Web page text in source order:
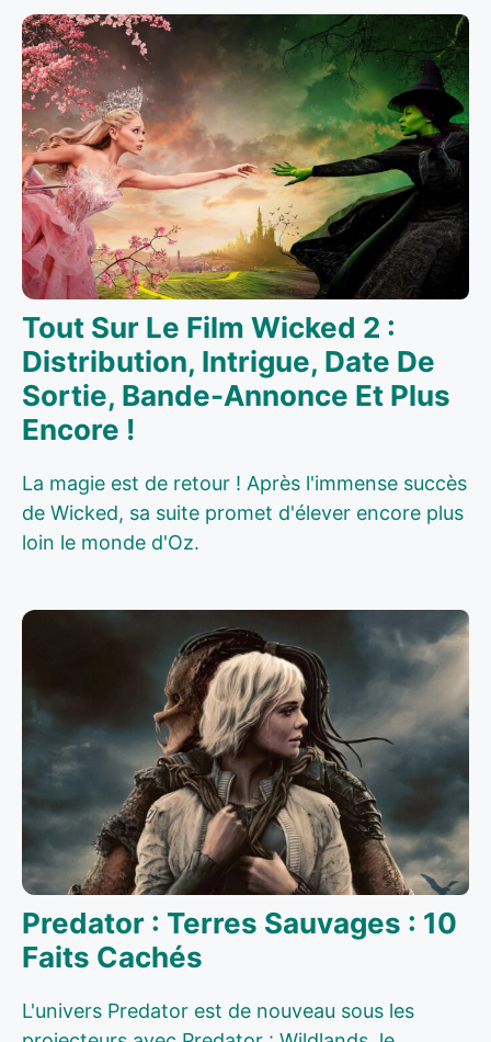
Tout Sur Le Film Wicked 2 :
Distribution, Intrigue, Date De
Sortie, Bande-Annonce Et Plus
Encore !
La magie est de retour ! Après l'immense succès
de Wicked, sa suite promet d'élever encore plus
loin le monde d'Oz.
Predator : Terres Sauvages : 10
Faits Cachés
L'univers Predator est de nouveau sous les